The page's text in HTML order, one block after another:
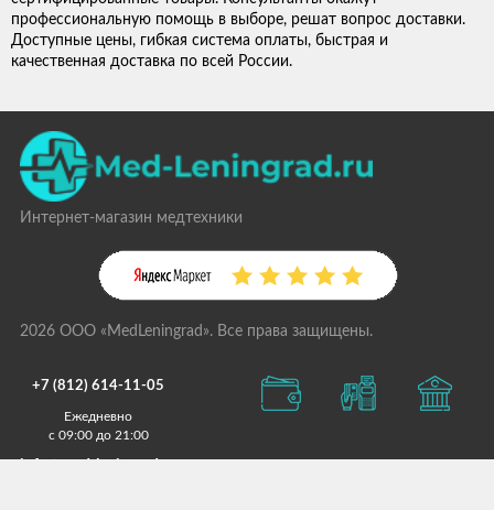
профессиональную помощь в выборе, решат вопрос доставки.
Доступные цены, гибкая система оплаты, быстрая и
качественная доставка по всей России.
Интернет-магазин медтехники
2026 ООО «MedLeningrad». Все права защищены.
+7 (812) 614-11-05
Ежедневно
с 09:00 до 21:00